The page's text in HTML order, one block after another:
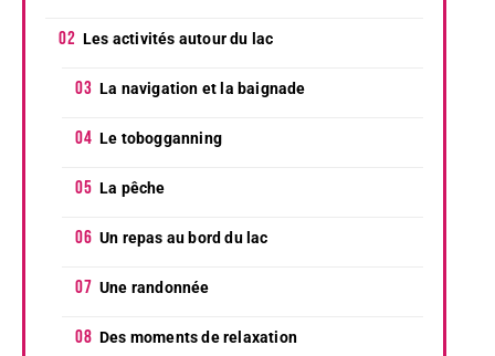
Les activités autour du lac
La navigation et la baignade
Le tobogganning
La pêche
Un repas au bord du lac
Une randonnée
Des moments de relaxation